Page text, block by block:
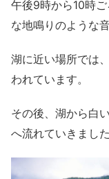
午後9時から10時
な地鳴りのような
湖に近い場所では
われています。
その後、湖から白
へ流れていきました